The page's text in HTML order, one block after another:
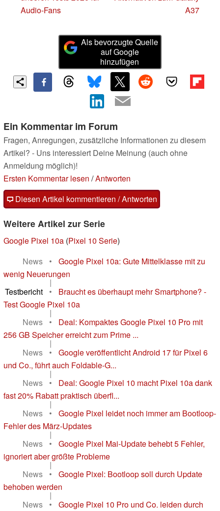
Audio-Fans
A37
Als bevorzugte Quelle
auf Google
hinzufügen
Ein Kommentar im Forum
Fragen, Anregungen, zusätzliche Informationen zu diesem
Artikel? - Uns interessiert Deine Meinung (auch ohne
Anmeldung möglich)!
Ersten Kommentar lesen /Antworten
Diesen Artikel kommentieren / Antworten
Weitere Artikel zur Serie
Google Pixel 10a (Pixel 10 Serie)
News
•
Google Pixel 10a: Gute Mittelklasse mit zu
wenig Neuerungen
|
Testbericht
•
Braucht es überhaupt mehr Smartphone? -
Test Google Pixel 10a
|
News
•
Deal: Kompaktes Google Pixel 10 Pro mit
256 GB Speicher erreicht zum Prime ...
|
News
•
Google veröffentlicht Android 17 für Pixel 6
und Co., führt auch Foldable-G...
|
News
•
Deal: Google Pixel 10 macht Pixel 10a dank
fast 20% Rabatt praktisch überfl...
|
News
•
Google Pixel leidet noch immer am Bootloop-
Fehler des März-Updates
|
News
•
Google Pixel Mai-Update behebt 5 Fehler,
ignoriert aber größte Probleme
|
News
•
Google Pixel: Bootloop soll durch Update
behoben werden
|
News
•
Google Pixel 10 Pro und Co. leiden durch